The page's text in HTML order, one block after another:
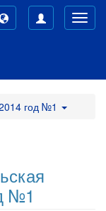
год №1
№1